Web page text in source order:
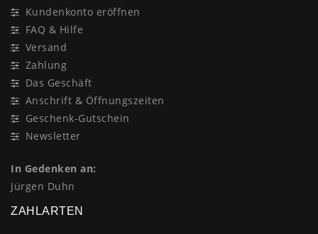
Kundenkonto eröffnen
FAQ & Hilfe
Versand
Zahlung
Das Geschäft
Anschrift & Öffnungszeiten
Geschenk-Gutschein
Newsletter
In Gedenken an:
Jürgen Duhn
ZAHLARTEN